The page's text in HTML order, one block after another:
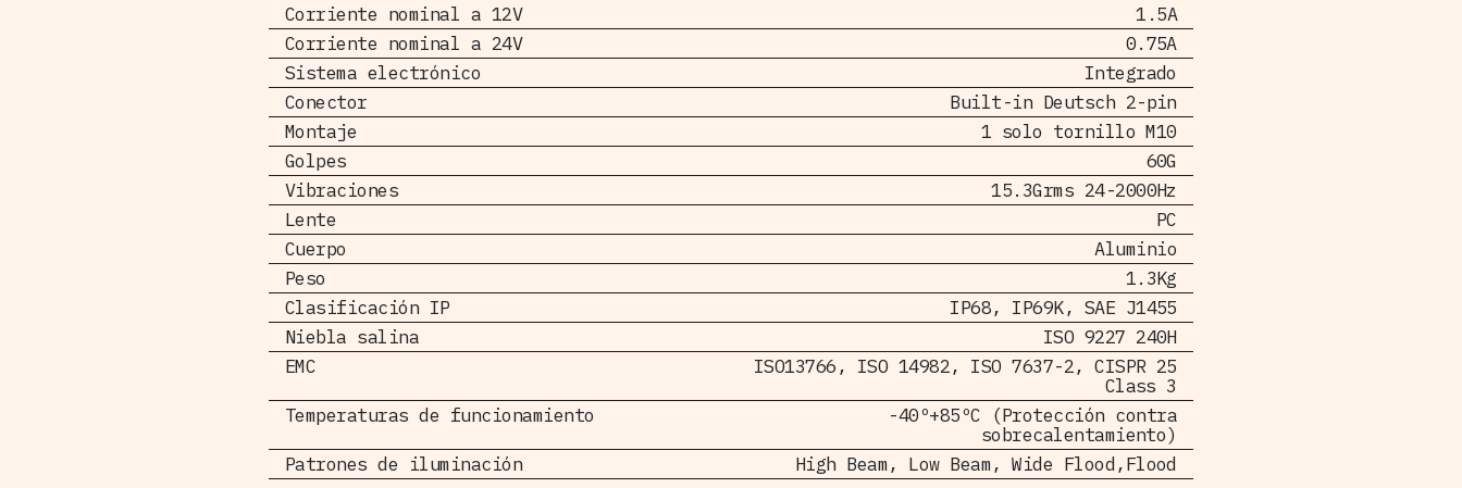
Corriente nominal a 12V
1.5A
Corriente nominal a 24V
0.75A
Sistema electrónico
Integrado
Conector
Built-in Deutsch 2-pin
Montaje
1 solo tornillo M10
Golpes
60G
Vibraciones
15.3Grms 24-2000Hz
Lente
PC
Cuerpo
Aluminio
Peso
1.3Kg
Clasificación IP
IP68, IP69K, SAE J1455
Niebla salina
ISO 9227 240H
EMC
ISO13766, ISO 14982, ISO 7637-2, CISPR 25
Class 3
Temperaturas de funcionamiento
-40º+85ºC (Protección contra
sobrecalentamiento)
Patrones de iluminación
High Beam, Low Beam, Wide Flood,Flood